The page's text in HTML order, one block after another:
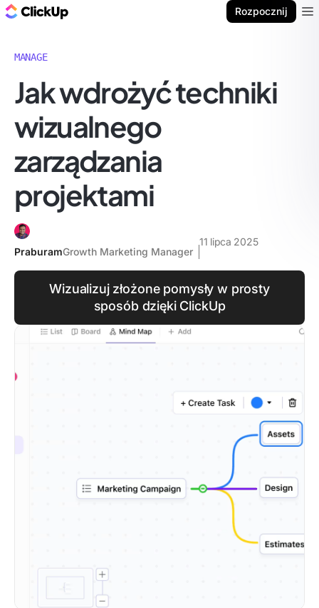
Rozpocznij
MANAGE
Jak wdrożyć techniki
wizualnego
zarządzania
projektami
PraburamGrowth Marketing Manager
11 lipca 2025
Wizualizuj złożone pomysły w prosty
sposób dzięki ClickUp